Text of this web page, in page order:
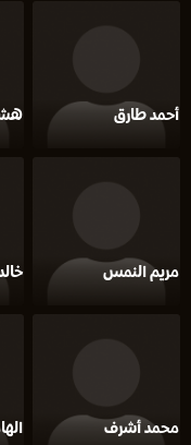
أحمد طارق
مريم النمس
محمد أشرف